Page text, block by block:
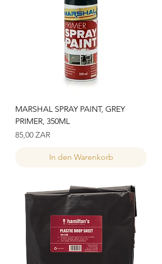
MARSHAL SPRAY PAINT, GREY
PRIMER, 350ML
Preis
85,00 ZAR
In den Warenkorb